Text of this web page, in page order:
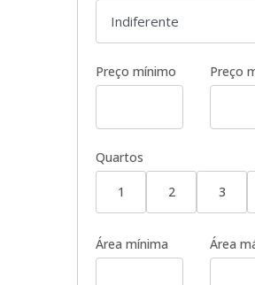
Preço mínimo Preço
Quartos
1 2 3
Área mínima Área